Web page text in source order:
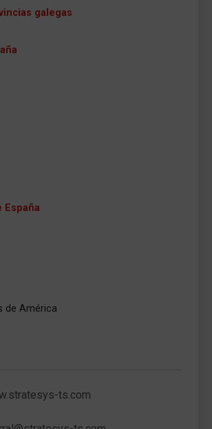
galegas
España
de América
ts.com